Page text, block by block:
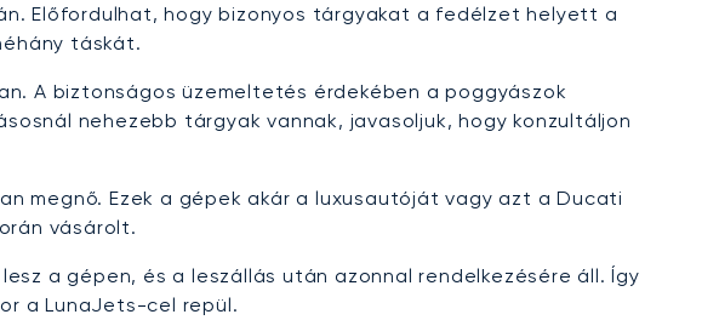
Előfordulhat, hogy bizonyos tárgyakat a fedélzet helyett a
táskát.
A biztonságos üzemeltetés érdekében a poggyászok
nehezebb tárgyak vannak, javasoljuk, hogy konzultáljon
megnő. Ezek a gépek akár a luxusautóját vagy azt a Ducati
vásárolt.
a gépen, és a leszállás után azonnal rendelkezésére áll. Így
a LunaJets-cel repül.